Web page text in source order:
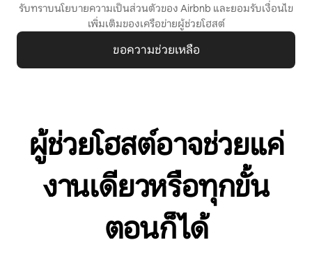
รับทราบนโยบายความเป็นส่วนตัวของ Airbnb และยอมรับเงื่อนไข
เพิ่มเติมของเครือข่ายผู้ช่วยโฮสต์
ขอความช่วยเหลือ
ผู้ช่วยโฮสต์อาจช่วยแค่
งานเดียวหรือทุกขั้น
ตอนก็ได้